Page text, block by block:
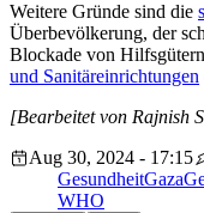
Weitere Gründe sind die
Überbevölkerung, der
Blockade von
und Sanitäreinrichtungen
[Bearbeitet von Rajnish
Aug 30, 2024 - 17:15
GesundheitGaza
WHO